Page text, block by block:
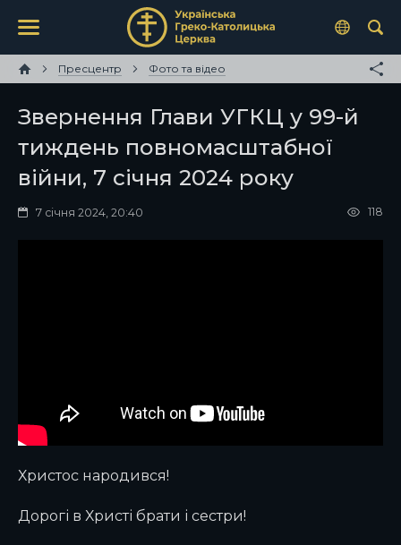
Пресцентр Фото та відео
Звернення Глави УГКЦ у 99-й
тиждень повномасштабної
війни, 7 січня 2024 року
7 січня 2024, 20:40 118
Христос народився!
Дорогі в Христі брати і сестри!